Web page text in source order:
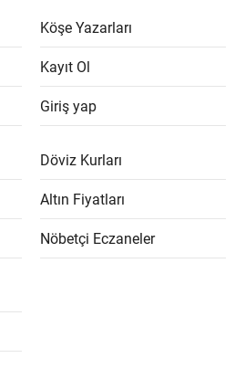
Köşe Yazarları
Kayıt Ol
Giriş yap
Döviz Kurları
Altın Fiyatları
Nöbetçi Eczaneler